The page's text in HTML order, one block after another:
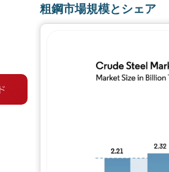
粗鋼市場規模とシェア